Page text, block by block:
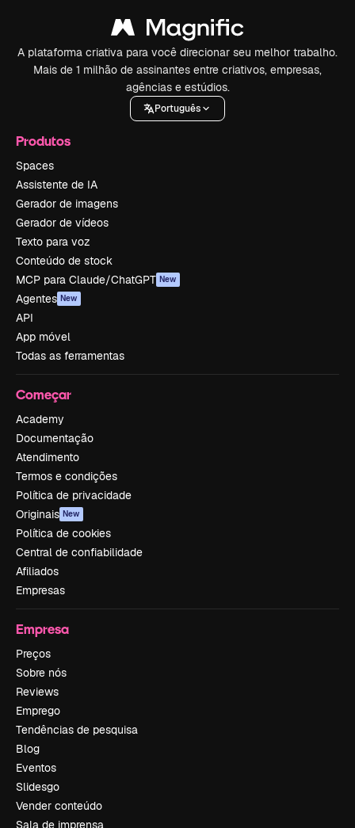
A plataforma criativa para você direcionar seu melhor trabalho.
Mais de 1 milhão de assinantes entre criativos, empresas,
agências e estúdios.
Português
Produtos
Spaces
Assistente de IA
Gerador de imagens
Gerador de vídeos
Texto para voz
Conteúdo de stock
MCP para Claude/ChatGPT New
Agentes New
API
App móvel
Todas as ferramentas
Começar
Academy
Documentação
Atendimento
Termos e condições
Política de privacidade
Originais New
Política de cookies
Central de confiabilidade
Afiliados
Empresas
Empresa
Preços
Sobre nós
Reviews
Emprego
Tendências de pesquisa
Blog
Eventos
Slidesgo
Vender conteúdo
Sala de imprensa